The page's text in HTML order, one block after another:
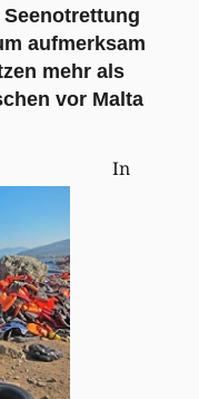
aufmerksam
mehr als
vor Malta
In